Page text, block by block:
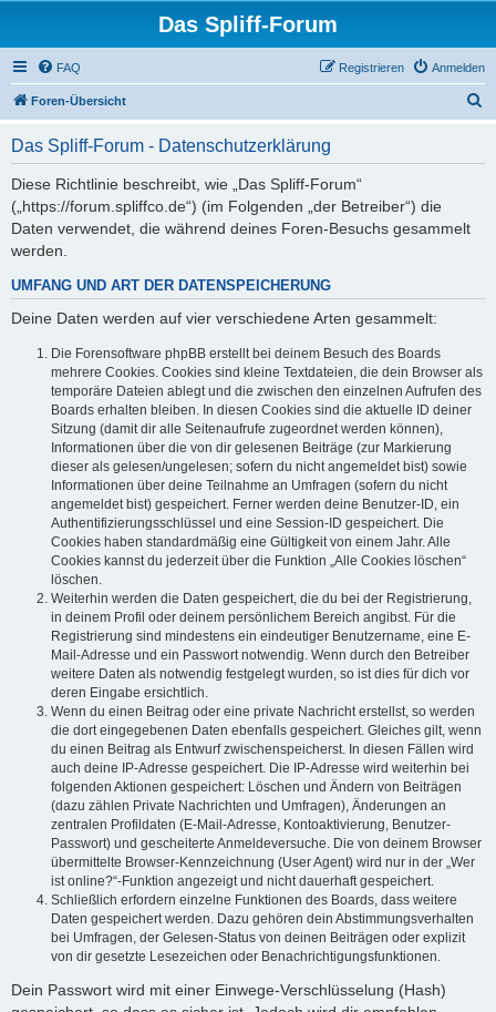
Das Spliff-Forum
FAQ Anmelden
Registrieren
Foren-Übersicht
Das Spliff-Forum - Datenschutzerklärung
Diese Richtlinie beschreibt, wie „Das Spliff-Forum“
(„https://forum.spliffco.de“) (im Folgenden „der Betreiber“) die
Daten verwendet, die während deines Foren-Besuchs gesammelt
werden.
UMFANG UND ART DER DATENSPEICHERUNG
Deine Daten werden auf vier verschiedene Arten gesammelt:
Die Forensoftware phpBB erstellt bei deinem Besuch des Boards
mehrere Cookies. Cookies sind kleine Textdateien, die dein Browser als
temporäre Dateien ablegt und die zwischen den einzelnen Aufrufen des
Boards erhalten bleiben. In diesen Cookies sind die aktuelle ID deiner
Sitzung (damit dir alle Seitenaufrufe zugeordnet werden können),
Informationen über die von dir gelesenen Beiträge (zur Markierung
dieser als gelesen/ungelesen; sofern du nicht angemeldet bist) sowie
Informationen über deine Teilnahme an Umfragen (sofern du nicht
angemeldet bist) gespeichert. Ferner werden deine Benutzer-ID, ein
Authentifizierungsschlüssel und eine Session-ID gespeichert. Die
Cookies haben standardmäßig eine Gültigkeit von einem Jahr. Alle
Cookies kannst du jederzeit über die Funktion „Alle Cookies löschen“
löschen.
Weiterhin werden die Daten gespeichert, die du bei der Registrierung,
in deinem Profil oder deinem persönlichem Bereich angibst. Für die
Registrierung sind mindestens ein eindeutiger Benutzername, eine E-
Mail-Adresse und ein Passwort notwendig. Wenn durch den Betreiber
weitere Daten als notwendig festgelegt wurden, so ist dies für dich vor
deren Eingabe ersichtlich.
Wenn du einen Beitrag oder eine private Nachricht erstellst, so werden
die dort eingegebenen Daten ebenfalls gespeichert. Gleiches gilt, wenn
du einen Beitrag als Entwurf zwischenspeicherst. In diesen Fällen wird
auch deine IP-Adresse gespeichert. Die IP-Adresse wird weiterhin bei
folgenden Aktionen gespeichert: Löschen und Ändern von Beiträgen
(dazu zählen Private Nachrichten und Umfragen), Änderungen an
zentralen Profildaten (E-Mail-Adresse, Kontoaktivierung, Benutzer-
Passwort) und gescheiterte Anmeldeversuche. Die von deinem Browser
übermittelte Browser-Kennzeichnung (User Agent) wird nur in der „Wer
ist online?“-Funktion angezeigt und nicht dauerhaft gespeichert.
Schließlich erfordern einzelne Funktionen des Boards, dass weitere
Daten gespeichert werden. Dazu gehören dein Abstimmungsverhalten
bei Umfragen, der Gelesen-Status von deinen Beiträgen oder explizit
von dir gesetzte Lesezeichen oder Benachrichtigungsfunktionen.
Dein Passwort wird mit einer Einwege-Verschlüsselung (Hash)